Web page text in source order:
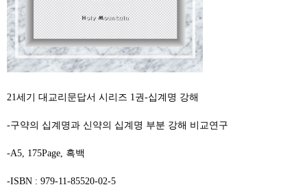
21세기 대교리문답서 시리즈 1권-십계명 강해
-구약의 십계명과 신약의 십계명 부분 강해 비교연구
-A5, 175Page, 흑백
-ISBN : 979-11-85520-02-5